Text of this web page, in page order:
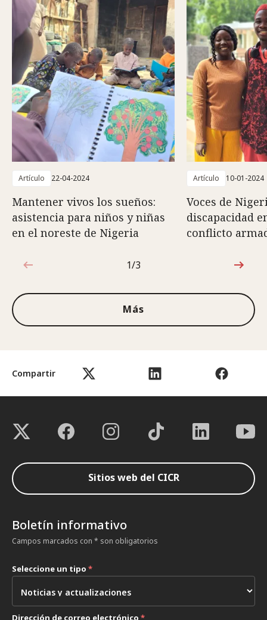
Compartir
Artículo 22-04-2024
Mantener vivos los sueños:
asistencia para niños y niñas
en el noreste de Nigeria
Artículo 10-01-2024
Voces de
discapacidad
conflicto
1de3
1/3
Más
Sitios web del CICR
Boletín informativo
Campos marcados con * son obligatorios
Seleccione un tipo *
Dirección de correo electrónico *